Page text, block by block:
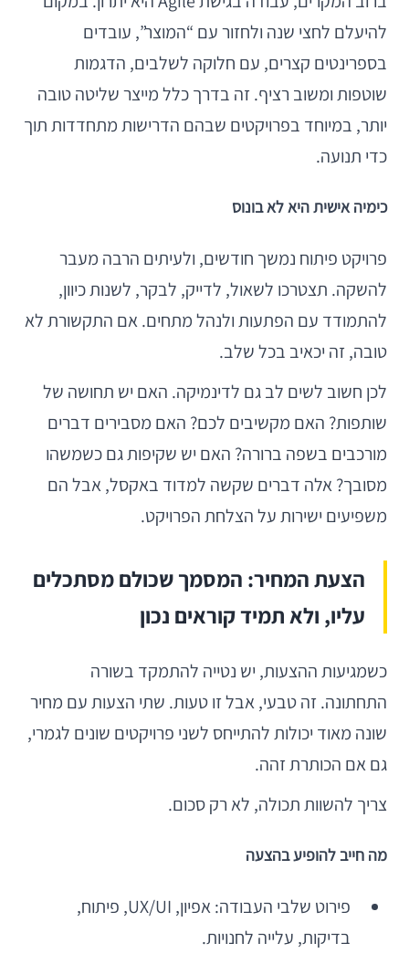
להיעלם לחצי שנה ולחזור עם “המוצר”, עובדים
בספרינטים קצרים, עם חלוקה לשלבים, הדגמות
שוטפות ומשוב רציף. זה בדרך כלל מייצר שליטה טובה
יותר, במיוחד בפרויקטים שבהם הדרישות מתחדדות תוך
כדי תנועה.
כימיה אישית היא לא בונוס
פרויקט פיתוח נמשך חודשים, ולעיתים הרבה מעבר
להשקה. תצטרכו לשאול, לדייק, לבקר, לשנות כיוון,
להתמודד עם הפתעות ולנהל מתחים. אם התקשורת לא
טובה, זה יכאיב בכל שלב.
לכן חשוב לשים לב גם לדינמיקה. האם יש תחושה של
שותפות? האם מקשיבים לכם? האם מסבירים דברים
מורכבים בשפה ברורה? האם יש שקיפות גם כשמשהו
מסובך? אלה דברים שקשה למדוד באקסל, אבל הם
משפיעים ישירות על הצלחת הפרויקט.
הצעת המחיר: המסמך שכולם מסתכלים
עליו, ולא תמיד קוראים נכון
כשמגיעות ההצעות, יש נטייה להתמקד בשורה
התחתונה. זה טבעי, אבל זו טעות. שתי הצעות עם מחיר
שונה מאוד יכולות להתייחס לשני פרויקטים שונים לגמרי,
גם אם הכותרת זהה.
צריך להשוות תכולה, לא רק סכום.
מה חייב להופיע בהצעה
פירוט שלבי העבודה: אפיון, UX/UI, פיתוח,
בדיקות, עלייה לחנויות.